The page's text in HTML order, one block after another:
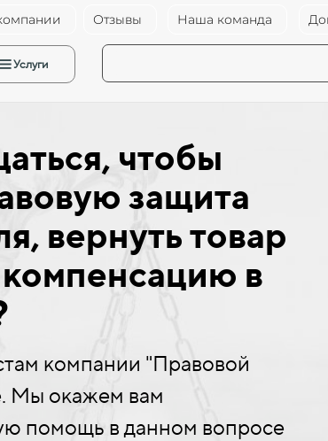
Отзывы Наша команда
Услуги
чтобы
защита
вернуть товар
в
компании "Правовой
Мы окажем вам
помощь в данном вопросе